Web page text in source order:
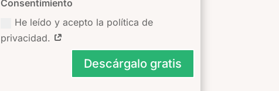
Consentimiento
He leído y acepto la política de
privacidad.
Descárgalo gratis